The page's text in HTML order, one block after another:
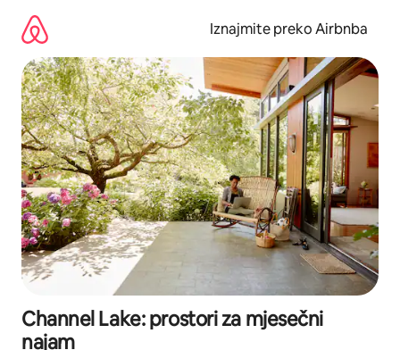
sadržaj
Iznajmite preko Airbnba
Channel Lake: prostori za mjesečni
najam